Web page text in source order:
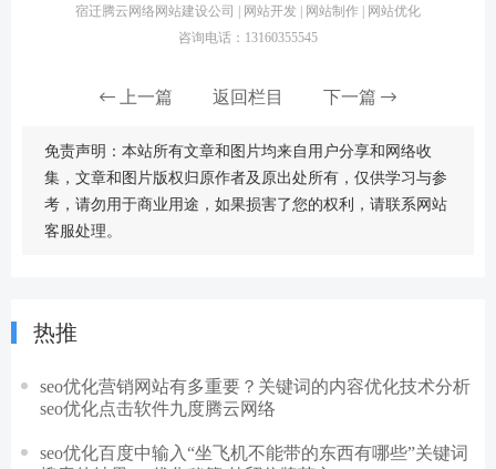
宿迁腾云网络网站建设公司 | 网站开发 | 网站制作 | 网站优化
咨询电话：13160355545
上一篇 返回栏目 下一篇
免责声明：本站所有文章和图片均来自用户分享和网络收
集，文章和图片版权归原作者及原出处所有，仅供学习与参
考，请勿用于商业用途，如果损害了您的权利，请联系网站
客服处理。
热推
seo优化营销网站有多重要？关键词的内容优化技术分析
seo优化点击软件九度腾云网络
seo优化百度中输入“坐飞机不能带的东西有哪些”关键词